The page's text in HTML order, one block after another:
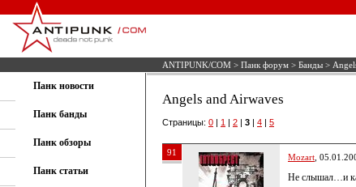
ANTIPUNK/COM > Панк форум > Банды >
Панк новости
Панк банды
Панк обзоры
Панк статьи
Angels and Airwaves
Страницы: 0 | 1 | 2 | 3 | 4 | 5
91 Mozart ,
Не слышал…и